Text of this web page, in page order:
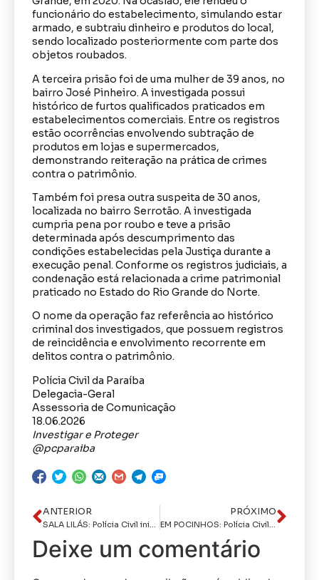
funcionário do estabelecimento, simulando estar
armado, e subtraiu dinheiro e produtos do local,
sendo localizado posteriormente com parte dos
objetos roubados.
A terceira prisão foi de uma mulher de 39 anos, no
bairro José Pinheiro. A investigada possui
histórico de furtos qualificados praticados em
estabelecimentos comerciais. Entre os registros
estão ocorrências envolvendo subtração de
produtos em lojas e supermercados,
demonstrando reiteração na prática de crimes
contra o patrimônio.
Também foi presa outra suspeita de 30 anos,
localizada no bairro Serrotão. A investigada
cumpria pena por roubo e teve a prisão
determinada após descumprimento das
condições estabelecidas pela Justiça durante a
execução penal. Conforme os registros judiciais, a
condenação está relacionada a crime patrimonial
praticado no Estado do Rio Grande do Norte.
O nome da operação faz referência ao histórico
criminal dos investigados, que possuem registros
de reincidência e envolvimento recorrente em
delitos contra o patrimônio.
Polícia Civil da Paraíba
Delegacia-Geral
Assessoria de Comunicação
18.06.2026
Investigar e Proteger
@pcparaiba
ANTERIOR PRÓXIMO
Deixe um comentário